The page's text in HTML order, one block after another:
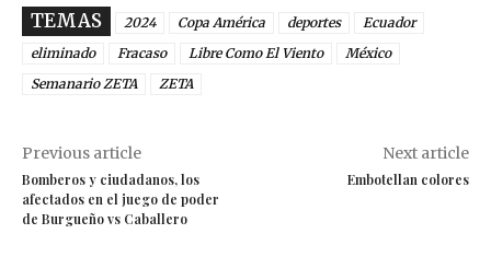
TEMAS 2024 Copa América deportes
Ecuador
eliminado
Fracaso Libre Como El Viento
México
Semanario ZETA
ZETA
Previous article
Bomberos y ciudadanos, los
afectados en el juego de poder
de Burgueño vs Caballero
Next article
Embotellan colores